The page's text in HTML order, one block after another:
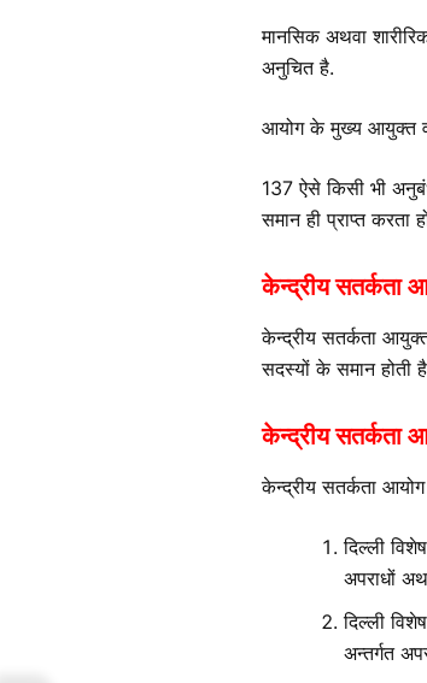
मानसिक अथवा
अनुचित है.
आयोग के मुख्य आयुक्त व
137 ऐसे किसी भी
समान ही प्राप्त करता
केन्द्रीय सतर्कता
केन्द्रीय सतर्कता
सदस्यों के समान होती
केन्द्रीय सतर्कता
केन्द्रीय सतर्कता
दिल्ली
अपराधों
दिल्ली
अन्तर्गत